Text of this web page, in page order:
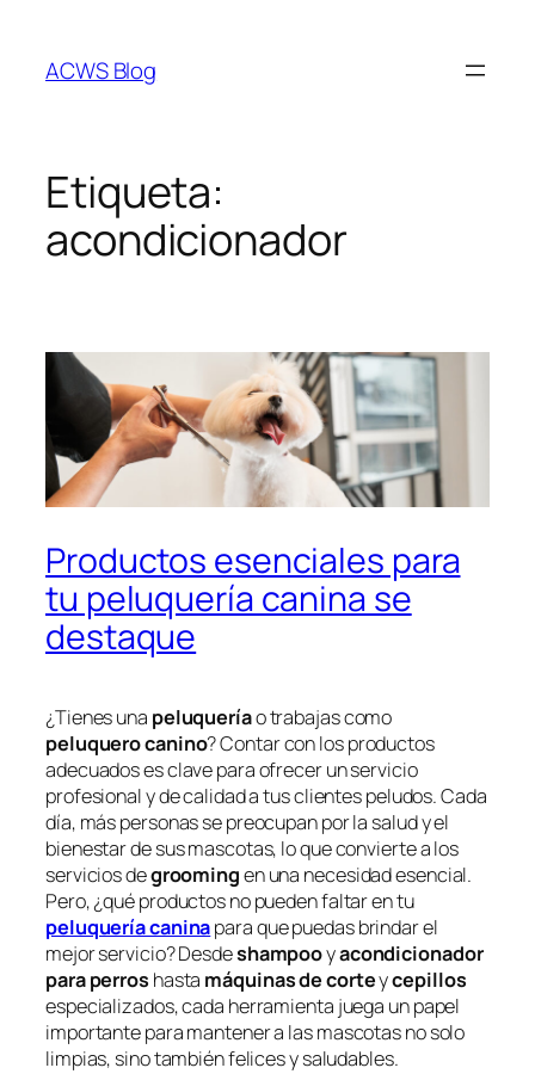
contenido
ACWS Blog
Etiqueta:
acondicionador
Productos esenciales para
tu peluquería canina se
destaque
¿Tienes una peluqueríao trabajas como
peluquero canino? Contar con los productos
adecuados es clave para ofrecer un servicio
profesional y de calidad a tus clientes peludos. Cada
día, más personas se preocupan por la salud y el
bienestar de sus mascotas, lo que convierte a los
servicios degroomingen una necesidad esencial.
Pero, ¿qué productos no pueden faltar en tu
peluquería caninapara que puedas brindar el
mejor servicio? Desdeshampooyacondicionador
para perros hasta máquinas de corteycepillos
especializados, cada herramienta juega un papel
importante para mantener a las mascotas no solo
limpias, sino también felices y saludables.